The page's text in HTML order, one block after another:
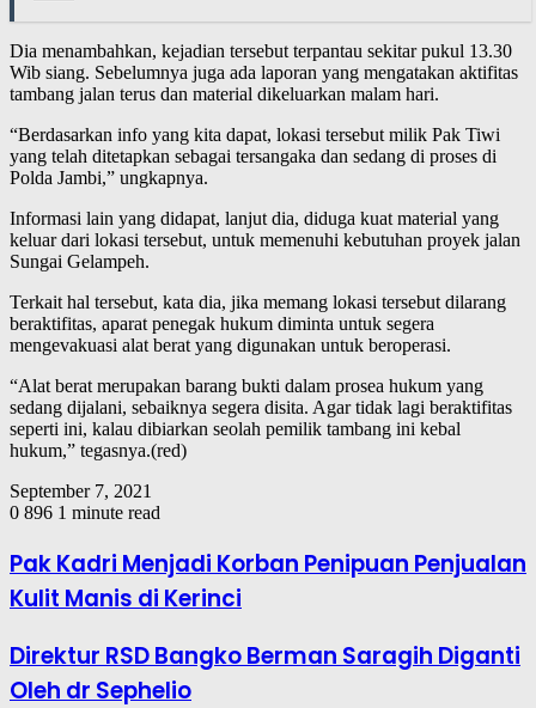
Dia menambahkan, kejadian tersebut terpantau sekitar pukul 13.30
Wib siang. Sebelumnya juga ada laporan yang mengatakan aktifitas
tambang jalan terus dan material dikeluarkan malam hari.
“Berdasarkan info yang kita dapat, lokasi tersebut milik Pak Tiwi
yang telah ditetapkan sebagai tersangaka dan sedang di proses di
Polda Jambi,” ungkapnya.
Informasi lain yang didapat, lanjut dia, diduga kuat material yang
keluar dari lokasi tersebut, untuk memenuhi kebutuhan proyek jalan
Sungai Gelampeh.
Terkait hal tersebut, kata dia, jika memang lokasi tersebut dilarang
beraktifitas, aparat penegak hukum diminta untuk segera
mengevakuasi alat berat yang digunakan untuk beroperasi.
“Alat berat merupakan barang bukti dalam prosea hukum yang
sedang dijalani, sebaiknya segera disita. Agar tidak lagi beraktifitas
seperti ini, kalau dibiarkan seolah pemilik tambang ini kebal
hukum,” tegasnya.(red)
September 7, 2021
0 896 1 minute read
Pak Kadri Menjadi Korban Penipuan Penjualan
Kulit Manis di Kerinci
Direktur RSD Bangko Berman Saragih Diganti
Oleh dr Sephelio